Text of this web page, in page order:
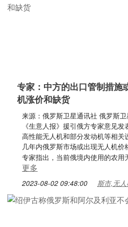
专家：中方的出口管制措施
机涨价和缺货
来源：俄罗斯卫星通讯社 俄罗斯
《生意人报》援引俄方专家意见
高性能无人机和部分发动机等相关
几年内俄罗斯市场或出现无人机
专家指出，当前俄境内使用的农用
更多
2023-08-02 09:48:00 斯市,无